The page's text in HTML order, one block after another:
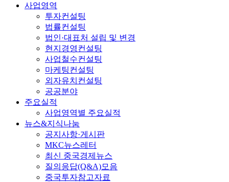
사업영역
투자컨설팅
법률컨설팅
법인·대표처 설립 및 변경
현지경영컨설팅
사업철수컨설팅
마케팅컨설팅
외자유치컨설팅
공공분야
주요실적
사업영역별 주요실적
뉴스&지식나눔
공지사항·게시판
MKC뉴스레터
최신 중국경제뉴스
질의응답(Q&A)모음
중국투자참고자료